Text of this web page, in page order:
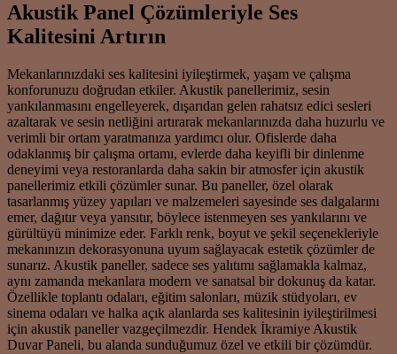
Akustik Panel Çözümleriyle Ses
Kalitesini Artırın
Mekanlarınızdaki ses kalitesini iyileştirmek, yaşam ve çalışma
konforunuzu doğrudan etkiler. Akustik panellerimiz, sesin
yankılanmasını engelleyerek, dışarıdan gelen rahatsız edici sesleri
azaltarak ve sesin netliğini artırarak mekanlarınızda daha huzurlu ve
verimli bir ortam yaratmanıza yardımcı olur. Ofislerde daha
odaklanmış bir çalışma ortamı, evlerde daha keyifli bir dinlenme
deneyimi veya restoranlarda daha sakin bir atmosfer için akustik
panellerimiz etkili çözümler sunar. Bu paneller, özel olarak
tasarlanmış yüzey yapıları ve malzemeleri sayesinde ses dalgalarını
emer, dağıtır veya yansıtır, böylece istenmeyen ses yankılarını ve
gürültüyü minimize eder. Farklı renk, boyut ve şekil seçenekleriyle
mekanınızın dekorasyonuna uyum sağlayacak estetik çözümler de
sunarız. Akustik paneller, sadece ses yalıtımı sağlamakla kalmaz,
aynı zamanda mekanlara modern ve sanatsal bir dokunuş da katar.
Özellikle toplantı odaları, eğitim salonları, müzik stüdyoları, ev
sinema odaları ve halka açık alanlarda ses kalitesinin iyileştirilmesi
için akustik paneller vazgeçilmezdir. Hendek İkramiye Akustik
Duvar Paneli, bu alanda sunduğumuz özel ve etkili bir çözümdür.